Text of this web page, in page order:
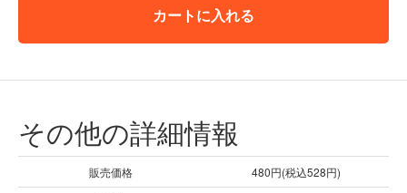
カートに入れる
その他の詳細情報
販売価格
480円(税込528円)